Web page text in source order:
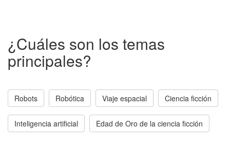
¿Cuáles son los temas
principales?
Robots Robótica Viaje espacial Ciencia ficción
Inteligencia artificial Edad de Oro de la ciencia ficción